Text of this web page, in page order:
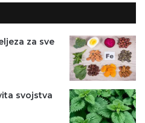
za sve
svojstva